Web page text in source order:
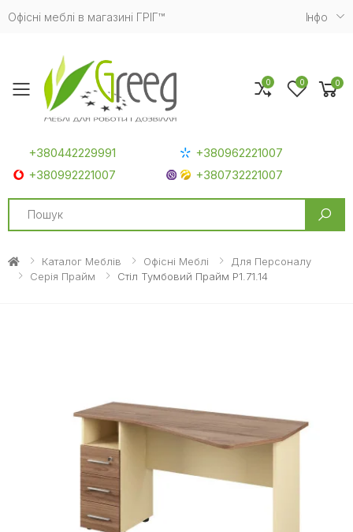
Офісні меблі в магазині ГРІГ™ Iнфо
Toggle mobile menu
+380442229991
+380962221007
+380992221007
+380732221007
Search
0 0 0
Каталог Меблів Офісні Меблі
Для Персоналу
Серія Прайм
Стіл Тумбовий Прайм P1.71.14